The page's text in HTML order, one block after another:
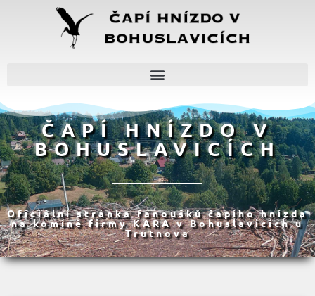
ČAPÍ HNÍZDO V
BOHUSLAVICÍCH
Oficiální stránka fanoušků čapího hnízda
na komíně firmy KARA v Bohuslavicích u
Trutnova